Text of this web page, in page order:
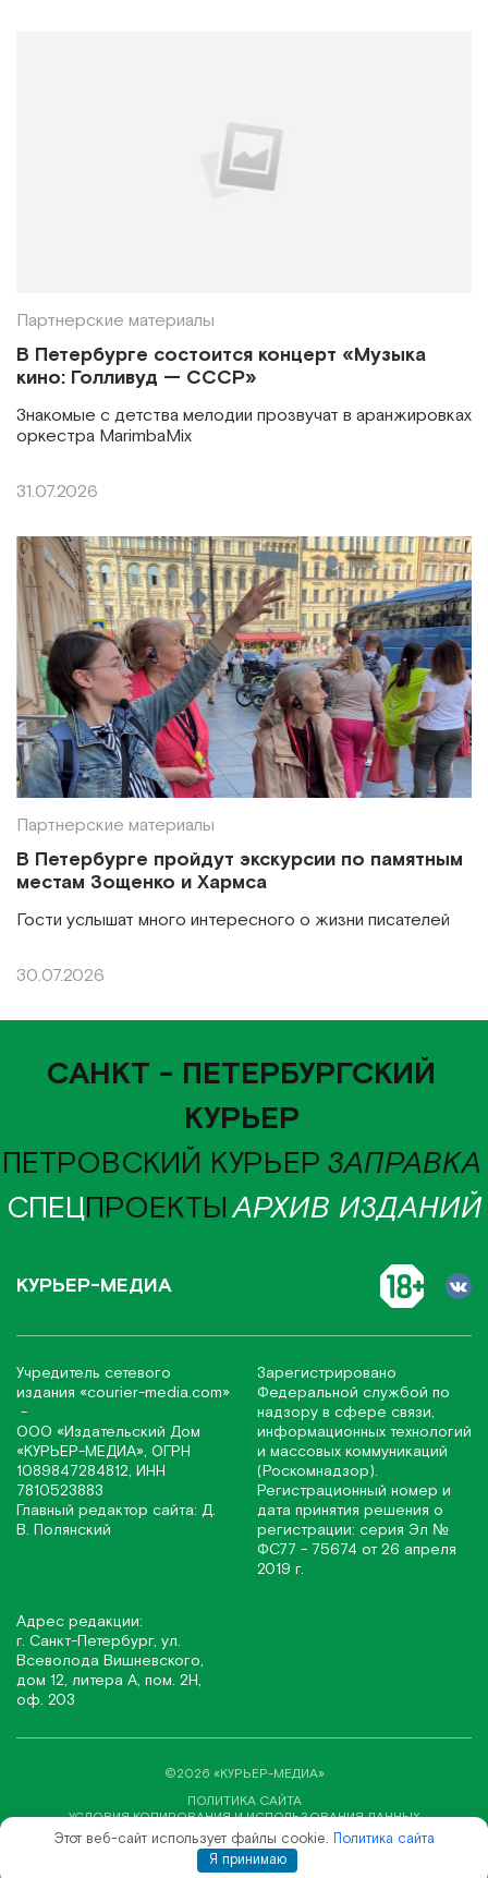
Партнерские материалы
В Петербурге состоится концерт «Музыка
кино: Голливуд — СССР»
Знакомые с детства мелодии прозвучат в аранжировках
оркестра MarimbaMix
31.07.2026
Партнерские материалы
В Петербурге пройдут экскурсии по памятным
местам Зощенко и Хармса
Гости услышат много интересного о жизни писателей
30.07.2026
САНКТ - ПЕТЕРБУРГСКИЙ
КУРЬЕР
ПЕТРОВСКИЙ КУРЬЕР ЗАПРАВКА
СПЕЦПРОЕКТЫАРХИВ ИЗДАНИЙ
КУРЬЕР-МЕДИА
Учредитель сетевого
издания «соurier-media.com»
-
ООО «Издательский Дом
«КУРЬЕР-МЕДИА», ОГРН
1089847284812, ИНН
7810523883
Главный редактор сайта: Д.
В. Полянский
Зарегистрировано
Федеральной службой по
надзору в сфере связи,
информационных технологий
и массовых коммуникаций
(Роскомнадзор).
Регистрационный номер и
дата принятия решения о
регистрации: серия Эл №
ФС77 - 75674 от 26 апреля
2019 г.
Адрес редакции:
г. Санкт-Петербург, ул.
Всеволода Вишневского,
дом 12, литера А, пом. 2Н,
оф. 203
©2026 «КУРЬЕР-МЕДИА»
ПОЛИТИКА САЙТА
УСЛОВИЯ КОПИРОВАНИЯ И ИСПОЛЬЗОВАНИЯ ДАННЫХ
СОЗДАНИЕ САЙТА ВЕБ-СТУДИЯ «SITE&SEO»
Этот веб-сайт использует файлы cookie. Политика сайта
Я принимаю